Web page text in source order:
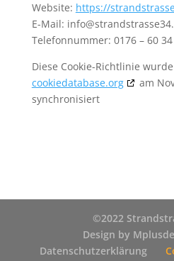
Website: https://
E-Mail:
Telefonnummer: 0176 – 60
Diese Cookie-Richtlinie
cookiedatabase.org
am
synchronisiert
©2022
Design by
Datenschutzerklärung